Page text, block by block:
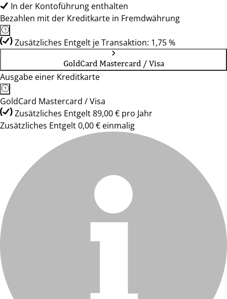
In der Kontoführung enthalten
Bezahlen mit der Kreditkarte in Fremdwährung
Zusätzliches Entgelt je Transaktion: 1,75 %
GoldCard Mastercard / Visa
Ausgabe einer Kreditkarte
GoldCard Mastercard / Visa
Zusätzliches Entgelt 89,00 € pro Jahr
Zusätzliches Entgelt 0,00 € einmalig